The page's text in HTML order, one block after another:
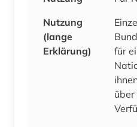
Nutzung
(lange
Erklärung)
für